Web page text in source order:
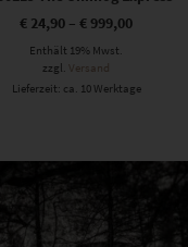
€ 24,90 – € 999,00
Enthält 19% Mwst.
zzgl. Versand
Lieferzeit: ca. 10 Werktage
Dieses Produkt weist mehrere Varianten auf. Die Optionen können auf der Produktseite gewählt werden